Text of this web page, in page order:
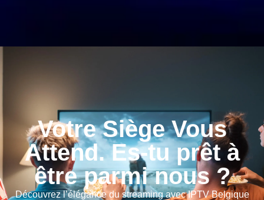
Votre Siège Vous
Attend. Es-tu prêt à
être parmi nous ?
Découvrez l’élégance du streaming avec IPTV Belgique